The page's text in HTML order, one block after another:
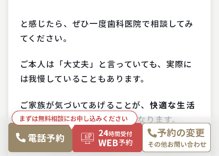
と感じたら、ぜひ一度歯科医院で相談してみ
てください。
ご本人は「大丈夫」と言っていても、実際に
は我慢していることもあります。
ご家族が気づいてあげることが、快適な生活
につながる大きなきっかけ
になります。
もし「お母様の入れ歯が合っていないかもし